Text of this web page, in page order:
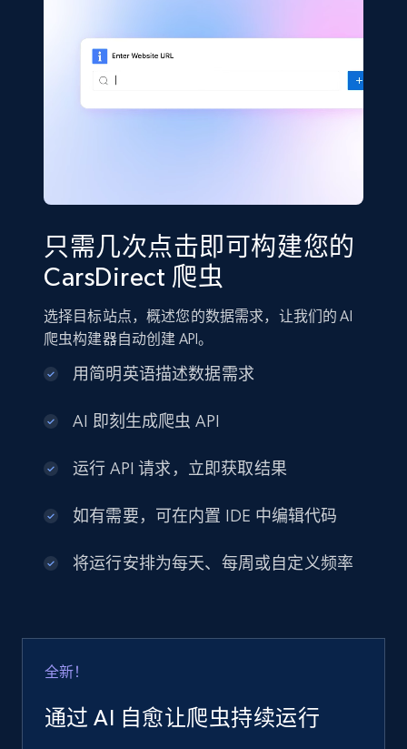
只需几次点击即可构建您的
CarsDirect 爬虫
选择目标站点，概述您的数据需求，让我们的 AI
爬虫构建器自动创建 API。
用简明英语描述数据需求
AI 即刻生成爬虫 API
运行 API 请求，立即获取结果
如有需要，可在内置 IDE 中编辑代码
将运行安排为每天、每周或自定义频率
全新！
通过 AI 自愈让爬虫持续运行